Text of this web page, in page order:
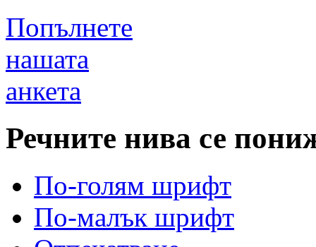
Попълнете
нашата
анкета
Речните нива се
По-голям шрифт
По-малък шрифт